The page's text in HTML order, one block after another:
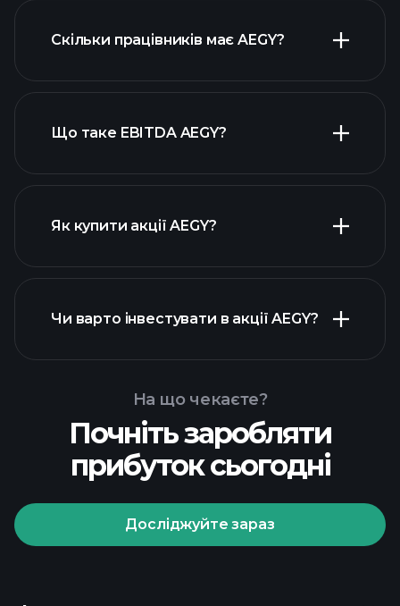
Скільки працівників має AEGY?
Що таке EBITDA AEGY?
Як купити акції AEGY?
Playtrade Tournaments
рекомендованого
брокера
Чи варто інвестувати в акції AEGY?
На що чекаєте?
Почніть заробляти
прибуток сьогодні
Досліджуйте зараз